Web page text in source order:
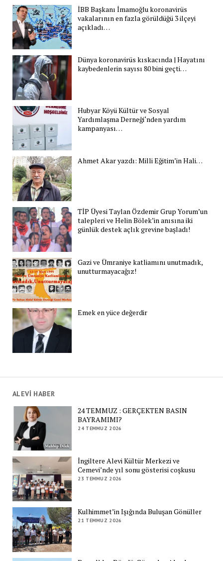
İBB Başkanı İmamoğlu koronavirüs
vakalarının en fazla görüldüğü 3 ilçeyi
açıkladı…
Dünya koronavirüs kıskacında | Hayatını
kaybedenlerin sayısı 80 bini geçti…
Hubyar Köyü Kültür ve Sosyal
Yardımlaşma Derneği‘nden yardım
kampanyası…
Ahmet Akar yazdı: Milli Eğitim’in Hali…
TİP Üyesi Taylan Özdemir Grup Yorum’un
talepleri ve Helin Bölek’in anısına iki
günlük destek açlık grevine başladı!
Gazi ve Ümraniye katliamını unutmadık,
unutturmayacağız!
Emek en yüce değerdir
ALEVİ HABER
24 TEMMUZ : GERÇEKTEN BASIN
BAYRAMIMI?
24 TEMMUZ 2026
İngiltere Alevi Kültür Merkezi ve
Cemevi’nde yıl sonu gösterisi coşkusu
23 TEMMUZ 2026
Kulhimmet’in Işığında Buluşan Gönüller
21 TEMMUZ 2026